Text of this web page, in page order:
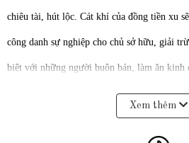
chiêu tài, hút lộc. Cát khí của đồng tiền xu
công danh sự nghiệp cho chủ sở hữu, giải
biệt với những người buôn bán, làm ăn kinh
giúp việc làm ăn trở nên thuận lợi, may mắn
Xem thêm